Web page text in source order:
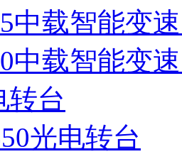
中载智能变
中载智能变
转台
光电转台